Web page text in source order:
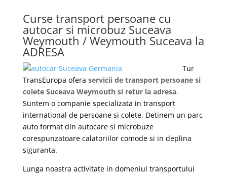
Curse transport persoane cu
autocar si microbuz Suceava
Weymouth / Weymouth Suceava la
ADRESA
Tur
TransEuropa ofera servicii de transport persoane si
colete Suceava Weymouth si retur la adresa.
Suntem o companie specializata in transport
international de persoane si colete. Detinem un parc
auto format din autocare si microbuze
corespunzatoare calatoriilor comode si in deplina
siguranta.
Lunga noastra activitate in domeniul transportului